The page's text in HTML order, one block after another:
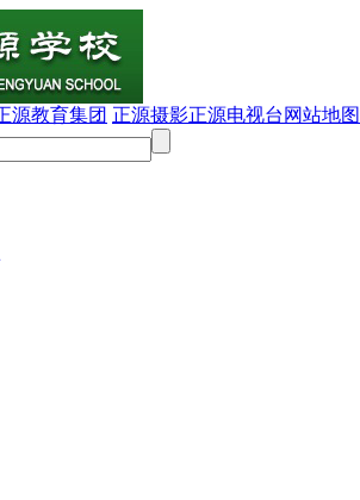
源教育集团 正源摄影正源电视台 网站地图